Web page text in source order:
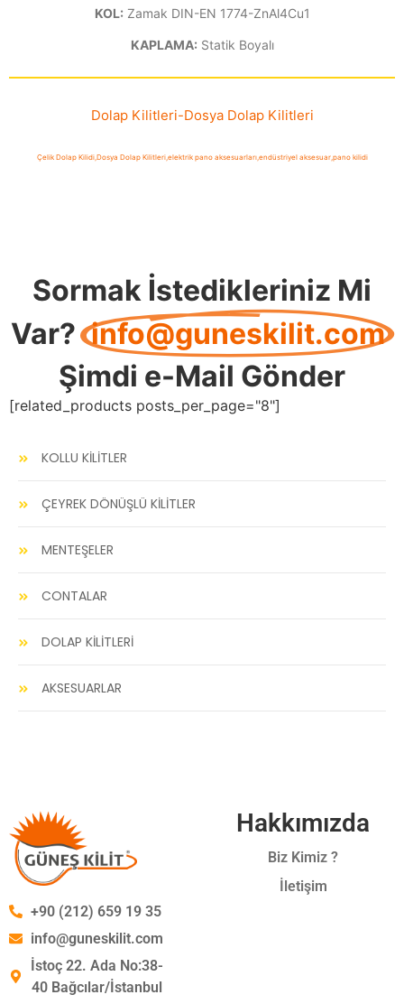
KOL: Zamak DIN-EN 1774-ZnAl4Cu1
KAPLAMA: Statik Boyalı
Dolap Kilitleri-Dosya Dolap Kilitleri
Çelik Dolap Kilidi, Dosya Dolap Kilitleri, elektrik pano aksesuarları, endüstriyel aksesuar, pano kilidi
Sormak İstedikleriniz Mi
Var? info@guneskilit.com
Şimdi e-Mail Gönder
[related_products posts_per_page="8"]
KOLLU KİLİTLER
ÇEYREK DÖNÜŞLÜ KİLİTLER
MENTEŞELER
CONTALAR
DOLAP KİLİTLERİ
AKSESUARLAR
+90 (212) 659 19 35
info@guneskilit.com
İstoç 22. Ada No:38-
40 Bağcılar/İstanbul
Hakkımızda
Biz Kimiz ?
İletişim